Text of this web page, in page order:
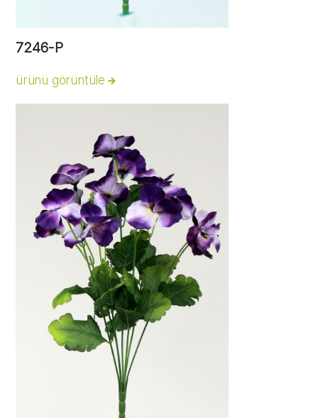
7246-P
ürünü görüntüle